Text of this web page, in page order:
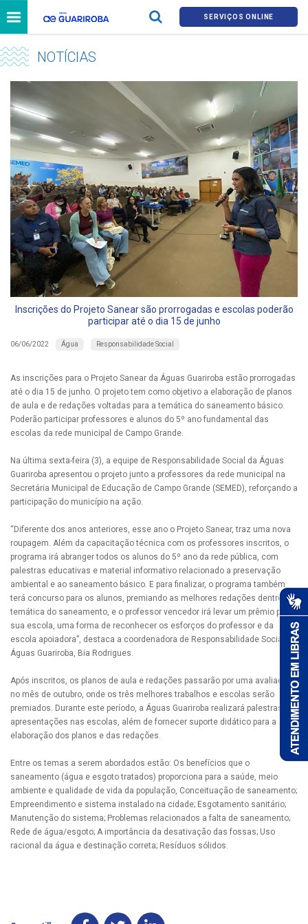
SERVIÇOS ONLINE
NOTÍCIAS
Inscrições do Projeto Sanear são prorrogadas e escolas poderão
participar até o dia 15 de junho
06/06/2022 Água Responsabilidade Social
As inscrições para o Projeto Sanear da Águas Guariroba estão prorrogadas
até o dia 15 de junho. O projeto tem como objetivo a elaboração de planos
de aula e de redações voltadas para a temática do saneamento básico.
Poderão participar professores e alunos do 5º ano fundamental das
escolas da rede municipal de Campo Grande.
Na última sexta-feira (3), a equipe de Responsabilidade Social da Águas
Guariroba apresentou o projeto junto a professores da rede municipal na
Secretária Municipal de Educação de Campo Grande (SEMED), reforçando a
participação do município na ação.
“Diferente dos anos anteriores, esse ano o Projeto Sanear, traz uma nova
roupagem. Além da capacitação técnica com os professores inscritos, o
programa irá abranger todos os alunos do 5º ano da rede pública, com
palestras educativas e material informativo relacionado a preservação
ambiental e ao saneamento básico. E para finalizar, o programa também
terá concurso para os alunos, premiando as melhores redações dentro da
temática do saneamento, e o professor vencedor irá levar um prêmio para
sua escola, uma forma de reconhecer os esforços do professor e da
escola apoiadora”, destaca a coordenadora de Responsabilidade Social da
Águas Guariroba, Bia Rodrigues.
Após inscritos, os planos de aula e redações passarão por uma avaliação
no mês de outubro, onde os três melhores trabalhos e escolas serão
premiados. Durante este período, a Águas Guariroba realizará palestras e
apresentações nas escolas, além de fornecer suporte didático para a
elaboração dos planos e das redações.
Entre os temas a serem abordados estão: Os benefícios que o
saneamento (água e esgoto tratados) proporciona para a saúde, meio
ambiente e qualidade de vida da população, Conceituação de saneamento;
Empreendimento e sistema instalado na cidade; Esgotamento sanitário;
Manutenção do sistema; Problemas relacionados a falta de saneamento;
Rede de água/esgoto; A importância da desativação das fossas; Uso
racional da água e destinação correta; Resíduos sólidos.